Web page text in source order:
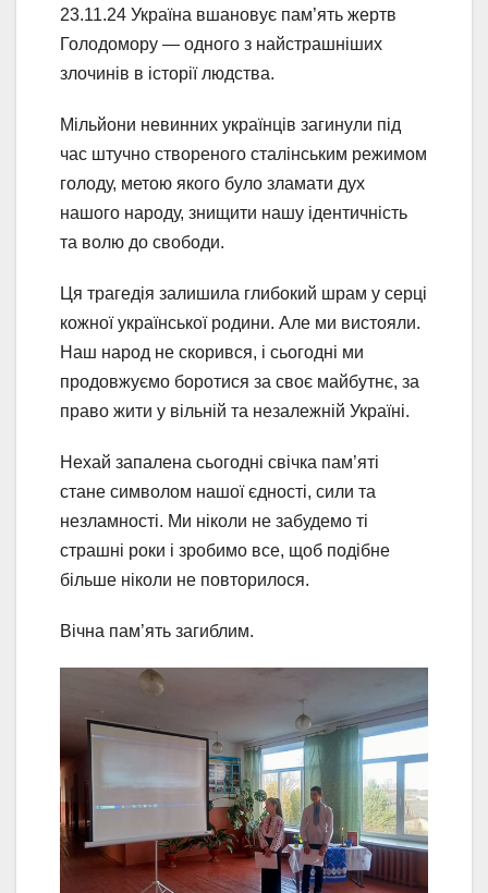
23.11.24 Україна вшановує пам’ять жертв
Голодомору — одного з найстрашніших
злочинів в історії людства.
Мільйони невинних українців загинули під
час штучно створеного сталінським режимом
голоду, метою якого було зламати дух
нашого народу, знищити нашу ідентичність
та волю до свободи.
Ця трагедія залишила глибокий шрам у серці
кожної української родини. Але ми вистояли.
Наш народ не скорився, і сьогодні ми
продовжуємо боротися за своє майбутнє, за
право жити у вільній та незалежній Україні.
Нехай запалена сьогодні свічка пам’яті
стане символом нашої єдності, сили та
незламності. Ми ніколи не забудемо ті
страшні роки і зробимо все, щоб подібне
більше ніколи не повторилося.
Вічна пам’ять загиблим.